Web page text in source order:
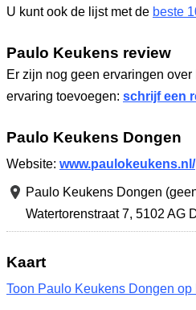
U kunt ook de lijst met de beste
Paulo Keukens review
Er zijn nog geen ervaringen
ervaring toevoegen: schrijf een
Paulo Keukens Dongen
Website: www.paulokeukens.nl/
Paulo Keukens Dongen
Watertorenstraat 7, 5102 AG
Kaart
Toon Paulo Keukens Dongen op